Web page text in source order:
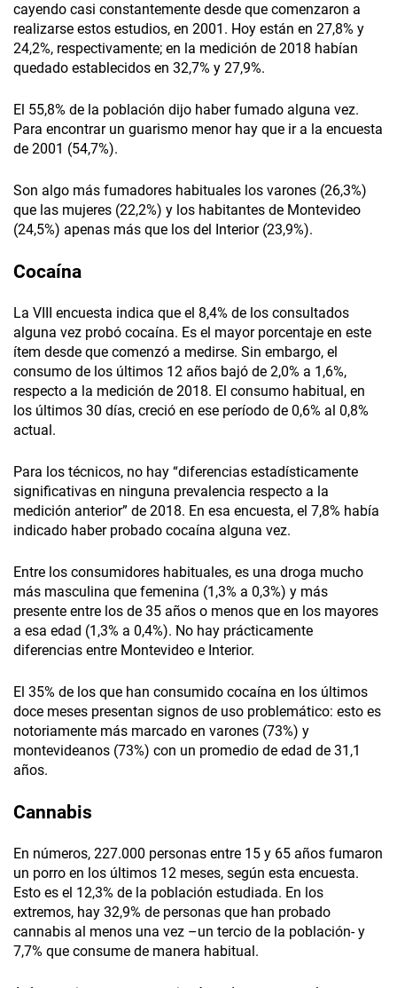
cayendo casi constantemente desde que comenzaron a
realizarse estos estudios, en 2001. Hoy están en 27,8% y
24,2%, respectivamente; en la medición de 2018 habían
quedado establecidos en 32,7% y 27,9%.
El 55,8% de la población dijo haber fumado alguna vez.
Para encontrar un guarismo menor hay que ir a la encuesta
de 2001 (54,7%).
Son algo más fumadores habituales los varones (26,3%)
que las mujeres (22,2%) y los habitantes de Montevideo
(24,5%) apenas más que los del Interior (23,9%).
Cocaína
La VIII encuesta indica que el 8,4% de los consultados
alguna vez probó cocaína. Es el mayor porcentaje en este
ítem desde que comenzó a medirse. Sin embargo, el
consumo de los últimos 12 años bajó de 2,0% a 1,6%,
respecto a la medición de 2018. El consumo habitual, en
los últimos 30 días, creció en ese período de 0,6% al 0,8%
actual.
Para los técnicos, no hay “diferencias estadísticamente
significativas en ninguna prevalencia respecto a la
medición anterior” de 2018. En esa encuesta, el 7,8% había
indicado haber probado cocaína alguna vez.
Entre los consumidores habituales, es una droga mucho
más masculina que femenina (1,3% a 0,3%) y más
presente entre los de 35 años o menos que en los mayores
a esa edad (1,3% a 0,4%). No hay prácticamente
diferencias entre Montevideo e Interior.
El 35% de los que han consumido cocaína en los últimos
doce meses presentan signos de uso problemático: esto es
notoriamente más marcado en varones (73%) y
montevideanos (73%) con un promedio de edad de 31,1
años.
Cannabis
En números, 227.000 personas entre 15 y 65 años fumaron
un porro en los últimos 12 meses, según esta encuesta.
Esto es el 12,3% de la población estudiada. En los
extremos, hay 32,9% de personas que han probado
cannabis al menos una vez –un tercio de la población- y
7,7% que consume de manera habitual.